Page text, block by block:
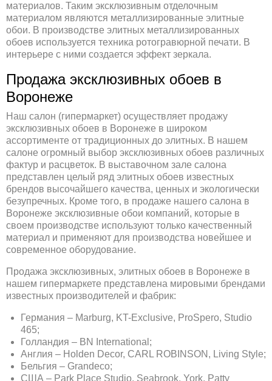
материалов. Таким эксклюзивным отделочным
материалом являются металлизированные элитные
обои. В производстве элитных металлизированных
обоев используется техника ротогравюрной печати. В
интерьере с ними создается эффект зеркала.
Продажа эксклюзивных обоев в
Воронеже
Наш салон (гипермаркет) осуществляет продажу
эксклюзивных обоев в Воронеже в широком
ассортименте от традиционных до элитных. В нашем
салоне огромный выбор эксклюзивных обоев различных
фактур и расцветок. В выставочном зале салона
представлен целый ряд элитных обоев известных
брендов высочайшего качества, ценных и экологически
безупречных. Кроме того, в продаже нашего салона в
Воронеже эксклюзивные обои компаний, которые в
своем производстве используют только качественный
материал и применяют для производства новейшее и
современное оборудование.
Продажа эксклюзивных, элитных обоев в Воронеже в
нашем гипермаркете представлена мировыми брендами
известных производителей и фабрик:
Германия – Marburg, KT-Exclusive, ProSpero, Studio
465;
Голландия – BN International;
Англия – Holden Dеcor, CARL ROBINSON, Living Style;
Бельгия – Grandeco;
США – Park Place Studio, Seabrook, York, Patty